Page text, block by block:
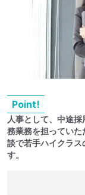
Point!
人事として、中途
務業務を担ってい
談で若手ハイクラ
す。